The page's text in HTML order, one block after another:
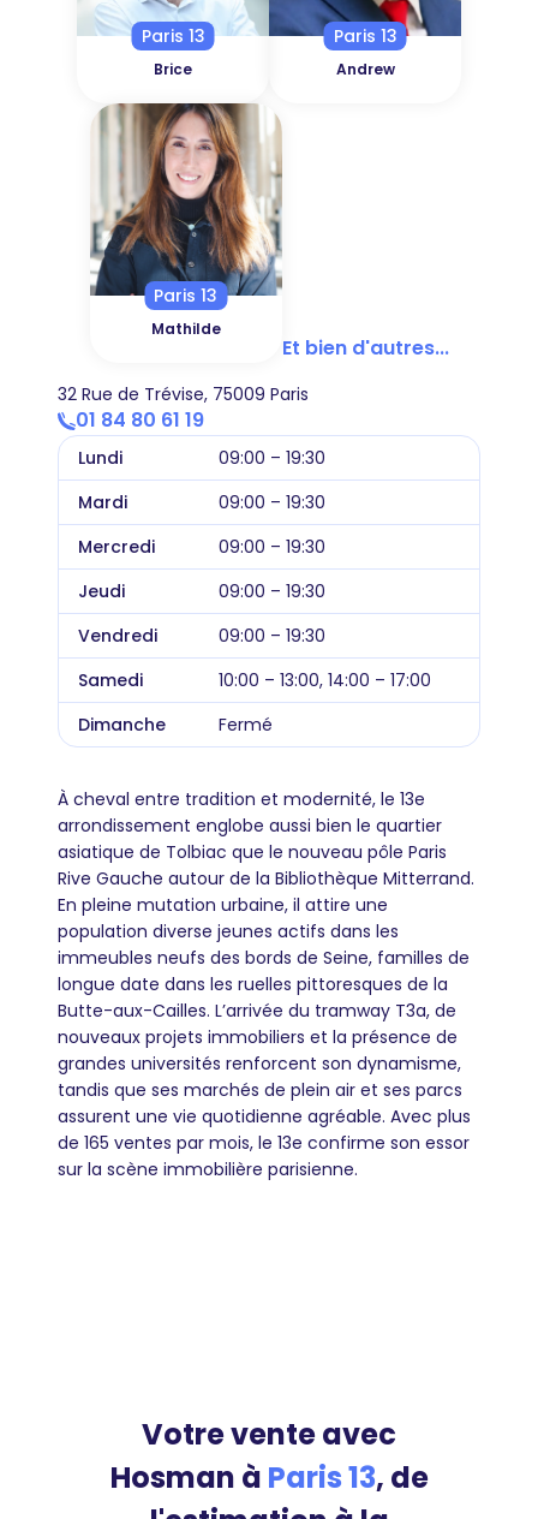
Paris 13
Brice
Paris 13
Andrew
Paris 13
Mathilde
Et bien d'autres...
32 Rue de Trévise, 75009 Paris
01 84 80 61 19
Lundi
09:00 – 19:30
Mardi
09:00 – 19:30
Mercredi
09:00 – 19:30
Jeudi
09:00 – 19:30
Vendredi
09:00 – 19:30
Samedi
10:00 – 13:00, 14:00 – 17:00
Dimanche
Fermé
À cheval entre tradition et modernité, le 13e
arrondissement englobe aussi bien le quartier
asiatique de Tolbiac que le nouveau pôle Paris
Rive Gauche autour de la Bibliothèque Mitterrand.
En pleine mutation urbaine, il attire une
population diverse jeunes actifs dans les
immeubles neufs des bords de Seine, familles de
longue date dans les ruelles pittoresques de la
Butte-aux-Cailles. L’arrivée du tramway T3a, de
nouveaux projets immobiliers et la présence de
grandes universités renforcent son dynamisme,
tandis que ses marchés de plein air et ses parcs
assurent une vie quotidienne agréable. Avec plus
de 165 ventes par mois, le 13e confirme son essor
sur la scène immobilière parisienne.
Votre vente avec
Hosman à Paris 13, de